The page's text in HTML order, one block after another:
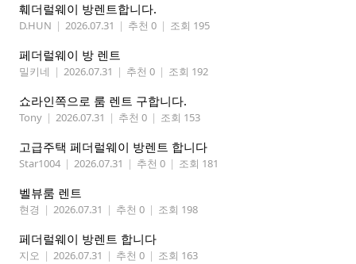
훼더럴웨이 방렌트합니다.
D.HUN | 2026.07.31 | 추천 0 | 조회 195
페더럴웨이 방 렌트
밀키네 | 2026.07.31 | 추천 0 | 조회 192
쇼라인쪽으로 룸 렌트 구합니다.
Tony | 2026.07.31 | 추천 0 | 조회 153
고급주택 페더럴웨이 방렌트 합니다
Star1004 | 2026.07.31 | 추천 0 | 조회 181
벨뷰룸 렌트
현경 | 2026.07.31 | 추천 0 | 조회 198
페더럴웨이 방렌트 합니다
지오 | 2026.07.31 | 추천 0 | 조회 163